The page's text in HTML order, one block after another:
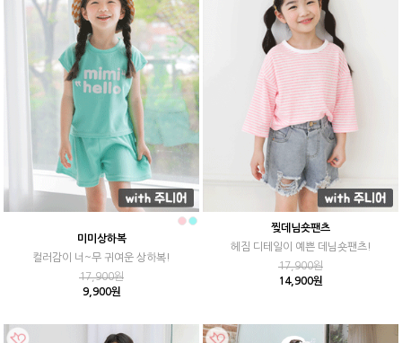
미미상하복
컬러감이 너~무 귀여운 상하복!
17,900원
9,900원
찢데님숏팬츠
헤짐 디테일이 예쁜 데님숏팬츠!
17,900원
14,900원